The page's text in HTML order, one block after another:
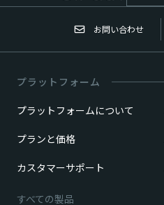
お問い合わせ
プラットフォーム
プラットフォームについて
プランと価格
カスタマーサポート
すべての製品